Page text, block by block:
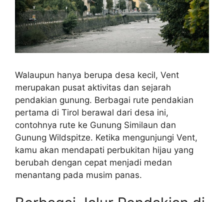
Walaupun hanya berupa desa kecil, Vent
merupakan pusat aktivitas dan sejarah
pendakian gunung. Berbagai rute pendakian
pertama di Tirol berawal dari desa ini,
contohnya rute ke Gunung Similaun dan
Gunung Wildspitze. Ketika mengunjungi Vent,
kamu akan mendapati perbukitan hijau yang
berubah dengan cepat menjadi medan
menantang pada musim panas.